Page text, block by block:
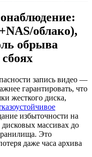
облако),
обрыва
запись видео —
гарантировать, что
жесткого диска,
избыточности на
массивах до
Это
даже часа архива